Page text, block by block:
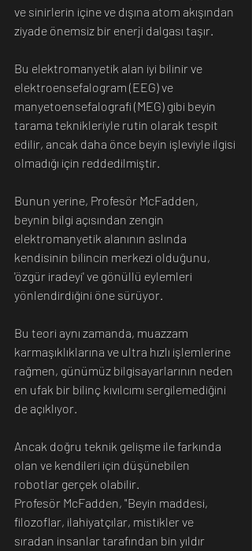
ve sinirlerin içine ve dışına atom akışından
ziyade önemsiz bir enerji dalgası taşır.
Bu elektromanyetik alan iyi bilinir ve
elektroensefalogram (EEG) ve
manyetoensefalografi (MEG) gibi beyin
tarama teknikleriyle rutin olarak tespit
edilir, ancak daha önce beyin işleviyle ilgisi
olmadığı için reddedilmiştir.
Bunun yerine, Profesör McFadden,
beynin bilgi açısından zengin
elektromanyetik alanının aslında
kendisinin bilincin merkezi olduğunu,
'özgür iradeyi' ve gönüllü eylemleri
yönlendirdiğini öne sürüyor.
Bu teori aynı zamanda, muazzam
karmaşıklıklarına ve ultra hızlı işlemlerine
rağmen, günümüz bilgisayarlarının neden
en ufak bir bilinç kıvılcımı sergilemediğini
de açıklıyor.
Ancak doğru teknik gelişme ile farkında
olan ve kendileri için düşünebilen
robotlar gerçek olabilir.
Profesör McFadden, "Beyin maddesi,
filozoflar, ilahiyatçılar, mistikler ve
sıradan insanlar tarafından bin yıldır